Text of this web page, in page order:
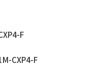
F
CXP4-F